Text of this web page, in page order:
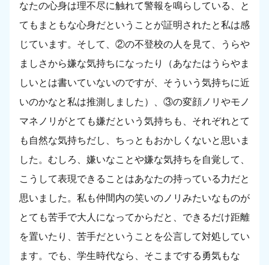
なたの心身は理不尽に触れて警報を鳴らしている、と
てもまともな心身だということが証明されたと私は感
じています。そして、②の不登校の人を見て、うらや
ましさから嫌な気持ちになったり（あなたはうらやま
しいとは書いていないのですが、そういう気持ちに近
いのかなと私は推測しました）、③の変顔ノリやモノ
マネノリがとても嫌だという気持ちも、それぞれとて
も自然な気持ちだし、ちっともおかしくないと思いま
した。むしろ、嫌いなことや嫌な気持ちを自覚して、
こうして表現できることはあなたの持っている力だと
思いました。私も仲間内の笑いのノリみたいなものが
とても苦手で大人になってからだと、できるだけ距離
を置いたり、苦手だということを公言して対処してい
ます。でも、学生時代なら、そこまでする勇気もな